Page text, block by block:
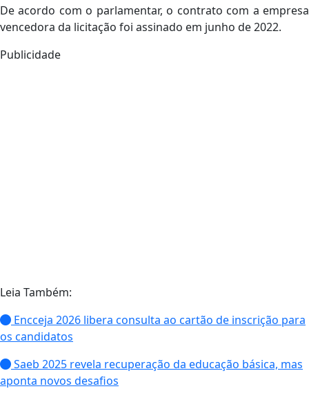
De acordo com o parlamentar, o contrato com a empresa
vencedora da licitação foi assinado em junho de 2022.
Publicidade
Leia Também:
Encceja 2026 libera consulta ao cartão de inscrição para
os candidatos
Saeb 2025 revela recuperação da educação básica, mas
aponta novos desafios